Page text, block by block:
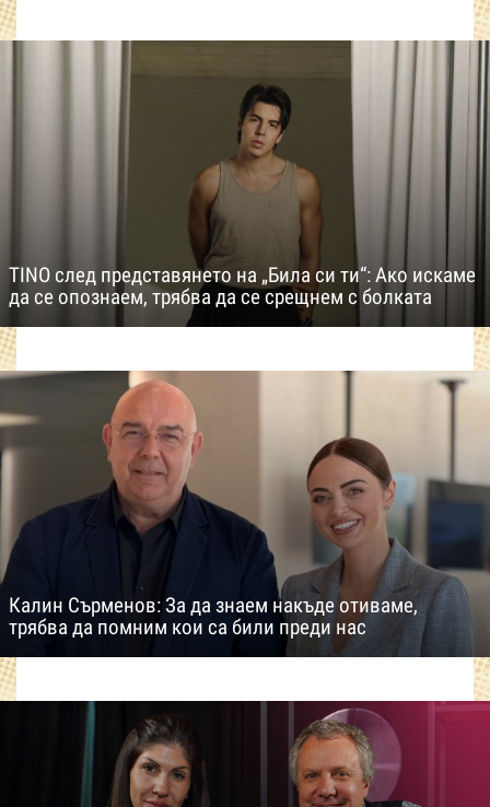
TINO след представянето на „Била си ти“: Ако искаме
да се опознаем, трябва да се срещнем с болката
Калин Сърменов: За да знаем накъде отиваме,
трябва да помним кои са били преди нас